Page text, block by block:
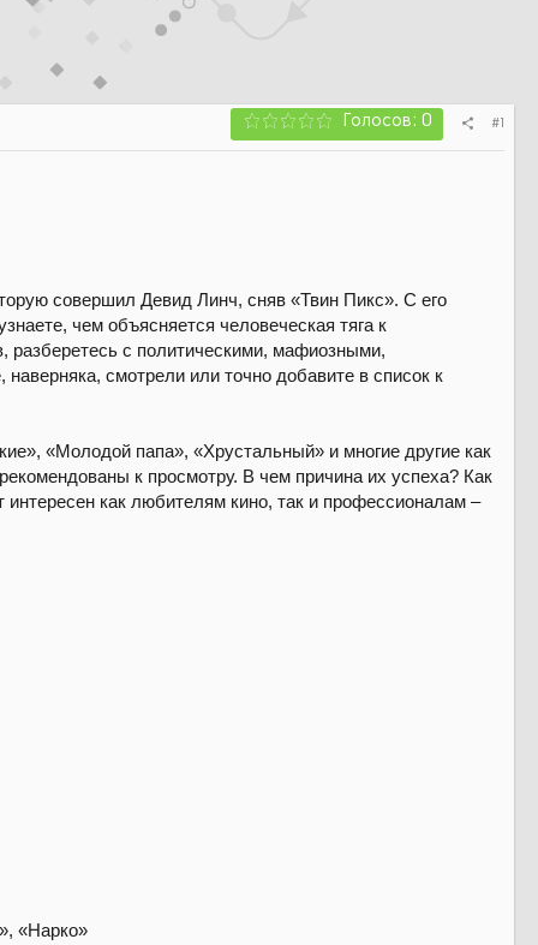
Голосов: 0 #1
совершил Девид Линч, сняв «Твин Пикс». С его
чем объясняется человеческая тяга к
с политическими, мафиозными,
смотрели или точно добавите в список к
«Молодой папа», «Хрустальный» и многие другие как
к просмотру. В чем причина их успеха? Как
интересен как любителям кино, так и профессионалам –
«Нарко»